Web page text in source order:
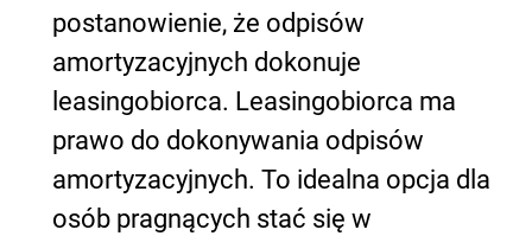
postanowienie, że odpisów
amortyzacyjnych dokonuje
leasingobiorca. Leasingobiorca ma
prawo do dokonywania odpisów
amortyzacyjnych. To idealna opcja dla
osób pragnących stać się w